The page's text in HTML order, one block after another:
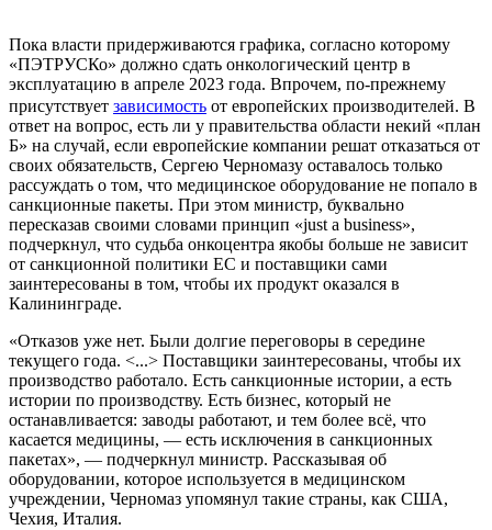
Пока власти придерживаются графика, согласно которому
«ПЭТРУСКо» должно сдать онкологический центр в
эксплуатацию в апреле 2023 года. Впрочем, по-прежнему
присутствует зависимость от европейских производителей. В
ответ на вопрос, есть ли у правительства области некий «план
Б» на случай, если европейские компании решат отказаться от
своих обязательств, Сергею Черномазу оставалось только
рассуждать о том, что медицинское оборудование не попало в
санкционные пакеты. При этом министр, буквально
пересказав своими словами принцип «just a business»,
подчеркнул, что судьба онкоцентра якобы больше не зависит
от санкционной политики ЕС и поставщики сами
заинтересованы в том, чтобы их продукт оказался в
Калининграде.
«Отказов уже нет. Были долгие переговоры в середине
текущего года. <...> Поставщики заинтересованы, чтобы их
производство работало. Есть санкционные истории, а есть
истории по производству. Есть бизнес, который не
останавливается: заводы работают, и тем более всё, что
касается медицины, — есть исключения в санкционных
пакетах», — подчеркнул министр. Рассказывая об
оборудовании, которое используется в медицинском
учреждении, Черномаз упомянул такие страны, как США,
Чехия, Италия.